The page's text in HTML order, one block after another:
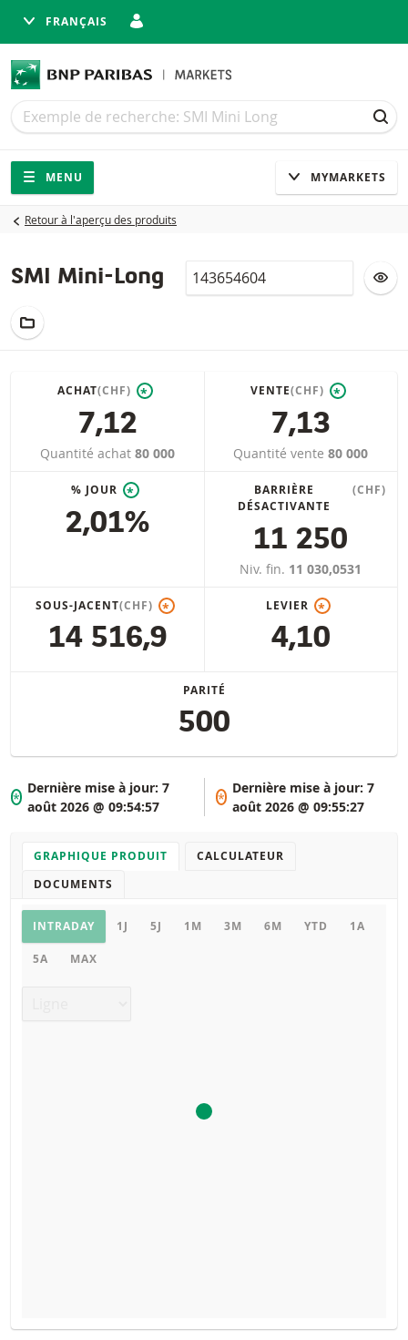
FRANÇAIS
Recherche
Recherche
Navigation
Navigation sur le site
MENU MYMARKETS
Retour à l'aperçu des produits
SMI Mini-Long Valor
ACHAT(CHF) *
7,12
Quantité achat 80 000
VENTE(CHF) *
7,13
Quantité vente 80 000
% JOUR *
2,01%
BARRIÈRE
DÉSACTIVANTE
(CHF)
11 250
Niv. fin. 11 030,0531
SOUS-JACENT(CHF) *
14 516,9
LEVIER *
4,10
PARITÉ
500
*
Dernière mise à jour:7
août 2026 @ 09:54:57
*
Dernière mise à jour: 7
août 2026 @ 09:55:27
GRAPHIQUE PRODUIT
CALCULATEUR
DOCUMENTS
Graphique
INTRADAY 1J 5J 1M 3M 6M YTD 1A
5A MAX
COURS DU SOUS-JACENT ATTENDU QUANTITÉ
BROCHURE